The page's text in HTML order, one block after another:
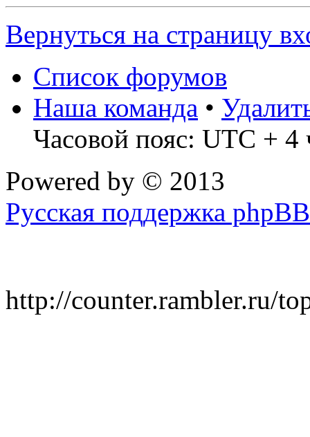
Вернуться на страницу
Список форумов
Наша команда •
Часовой пояс: UTC + 4
Powered by © 2013
Русская поддержка phpBB
http://counter.rambler.ru/